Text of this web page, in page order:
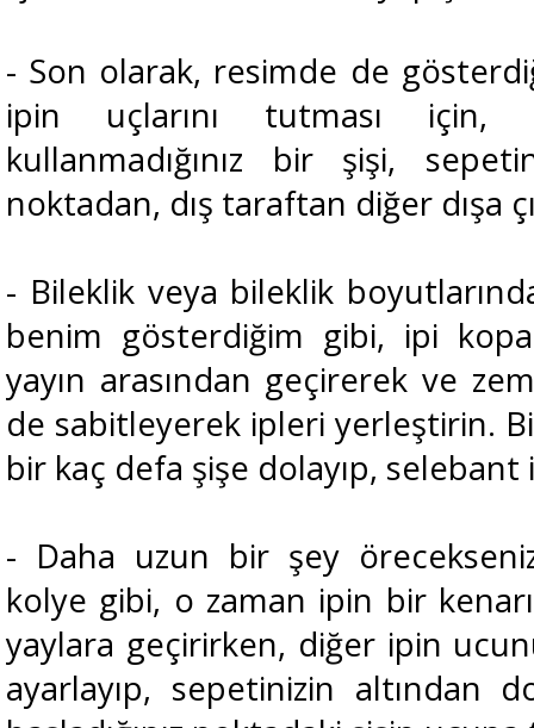
- Son olarak, resimde de
ipin uçlarını tutması için,
kullanmadığınız bir şişi,
noktadan, dış taraftan diğer dışa
- Bileklik veya bileklik
benim gösterdiğim gibi, ipi
yayın arasından geçirerek ve
de sabitleyerek ipleri yerleştirin.
bir kaç defa şişe dolayıp,
- Daha uzun bir şey
kolye gibi, o zaman ipin bir
yaylara geçirirken, diğer ipin
ayarlayıp, sepetinizin altından